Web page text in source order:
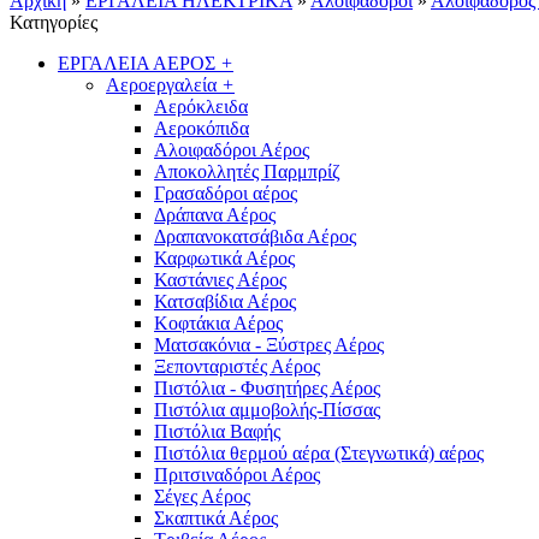
Κατηγορίες
ΕΡΓΑΛΕΙΑ ΑΕΡΟΣ +
Αεροεργαλεία +
Αερόκλειδα
Αεροκόπιδα
Αλοιφαδόροι Αέρος
Αποκολλητές Παρμπρίζ
Γρασαδόροι αέρος
Δράπανα Αέρος
Δραπανοκατσάβιδα Αέρος
Καρφωτικά Αέρος
Καστάνιες Αέρος
Κατσαβίδια Αέρος
Κοφτάκια Αέρος
Ματσακόνια - Ξύστρες Αέρος
Ξεπονταριστές Αέρος
Πιστόλια - Φυσητήρες Αέρος
Πιστόλια αμμοβολής-Πίσσας
Πιστόλια Βαφής
Πιστόλια θερμού αέρα (Στεγνωτικά) αέρος
Πριτσιναδόροι Αέρος
Σέγες Αέρος
Σκαπτικά Αέρος